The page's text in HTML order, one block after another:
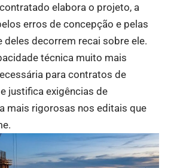
elabora o projeto, a
erros de concepção e pelas
deles decorrem recai sobre ele.
técnica muito mais
para contratos de
justifica exigências de
mais rigorosas nos editais que